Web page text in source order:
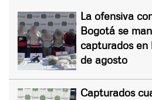
La ofensiva
Bogotá se
capturados en
de agosto
Capturados